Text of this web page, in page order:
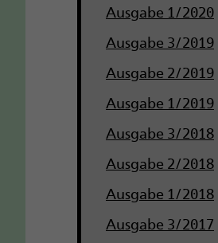
Ausgabe 1/2020
Ausgabe 3/2019
Ausgabe 2/2019
Ausgabe 1/2019
Ausgabe 3/2018
Ausgabe 2/2018
Ausgabe 1/2018
Ausgabe 3/2017